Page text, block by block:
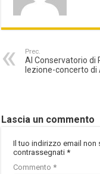
Prec.
Al Conservatorio di
lezione-concerto di
Lascia un commento
Il tuo indirizzo email non
contrassegnati*
Commento*